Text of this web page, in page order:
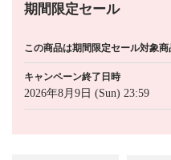
期間限定セール
この商品は期間限定セール対象商
キャンペーン終了日時
2026年8月9日 (Sun) 23:59